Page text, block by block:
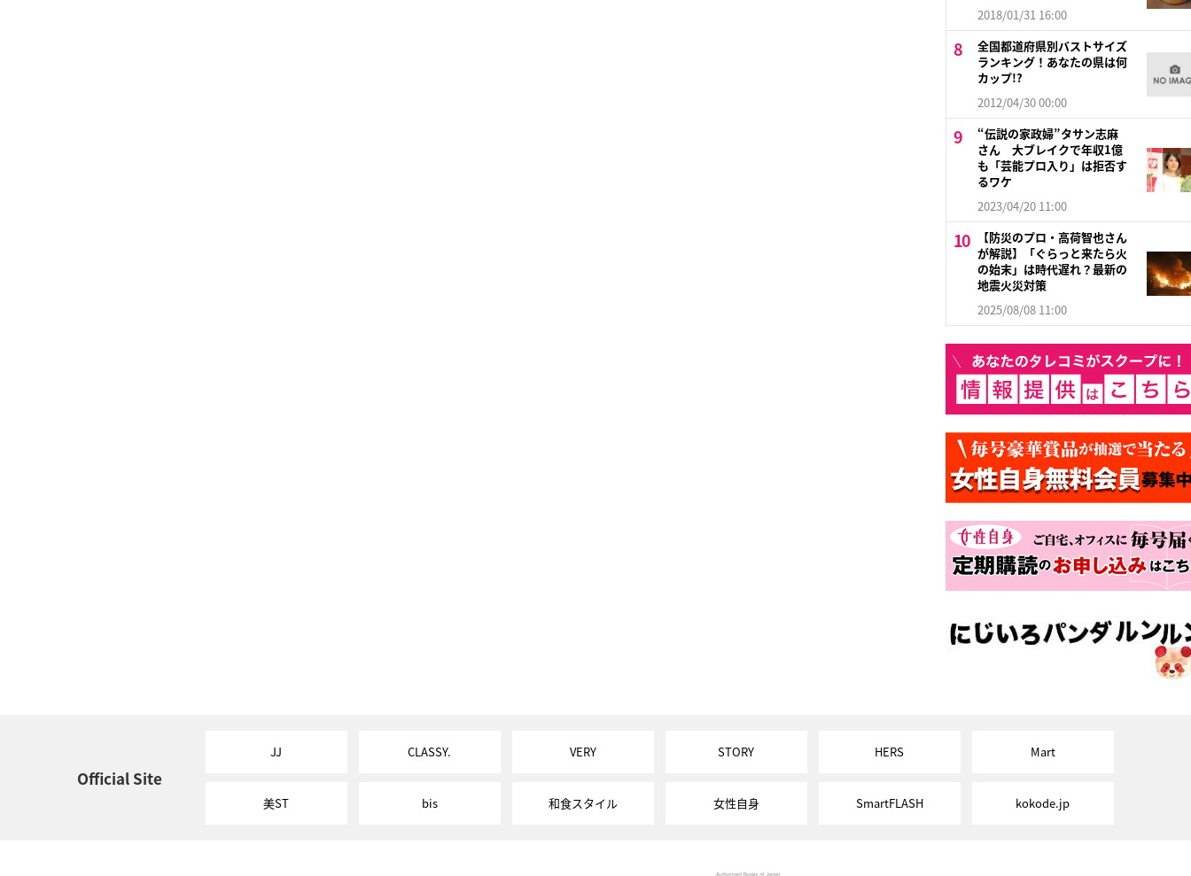
2018/01/31 16:00
全国都道府県別バストサイズ
ランキング！あなたの県は何
カップ!?
2012/04/30 00:00
“伝説の家政婦”タサン志麻
さん 大ブレイクで年収1億
も「芸能プロ入り」は拒否す
るワケ
2023/04/20 11:00
【防災のプロ・高荷智也さん
が解説】「ぐらっと来たら火
の始末」は時代遅れ？最新の
地震火災対策
2025/08/08 11:00
Official Site
JJ CLASSY. VERY STORY HERS Mart
美ST bis 和食スタイル 女性自身 SmartFLASH kokode.jp